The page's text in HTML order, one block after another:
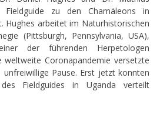
Fieldguide zu den Chamäleons in
Hughes arbeitet im Naturhistorischen
(Pittsburgh, Pennsylvania, USA),
der führenden Herpetologen
weltweite Coronapandemie versetzte
Pause. Erst jetzt konnten
Fieldguides in Uganda verteilt